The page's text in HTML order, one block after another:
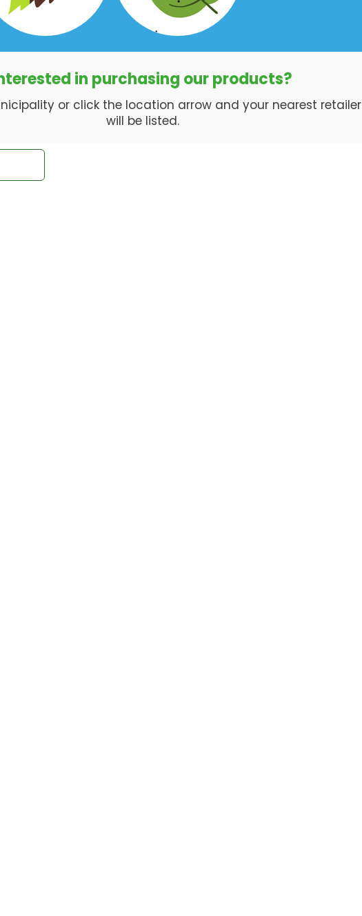
in purchasing our products?
or click the location arrow and your nearest retailer
will be listed.